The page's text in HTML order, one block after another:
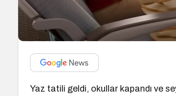
Yaz tatili geldi, okullar kapandı ve